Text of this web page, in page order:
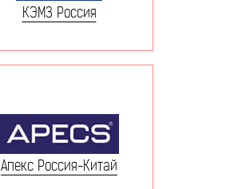
КЭМЗ Россия
Апекс Россия-Китай